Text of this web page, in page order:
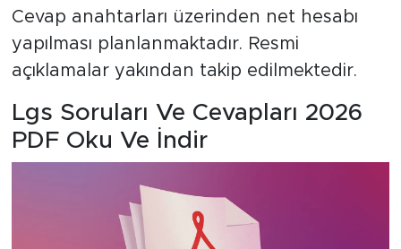
Cevap anahtarları üzerinden net hesabı
yapılması planlanmaktadır. Resmi
açıklamalar yakından takip edilmektedir.
Lgs Soruları Ve Cevapları 2026
PDF Oku Ve İndir